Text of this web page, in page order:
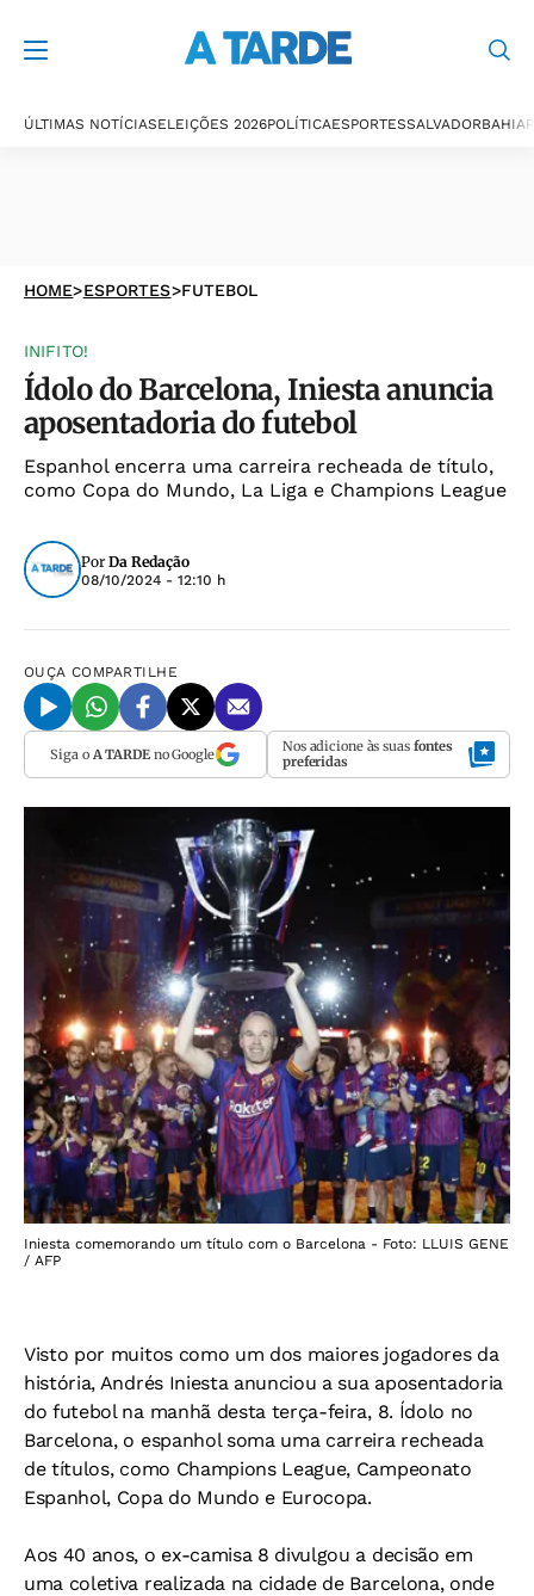
ÚLTIMAS NOTÍCIASELEIÇÕES 2026POLÍTICAESPORTESSALVADORBAHIA
HOME>ESPORTES>FUTEBOL
INIFITO!
Ídolo do Barcelona, Iniesta anuncia
aposentadoria do futebol
Espanhol encerra uma carreira recheada de título,
como Copa do Mundo, La Liga e Champions League
Por Da Redação
08/10/2024 - 12:10 h
OUÇA COMPARTILHE
Siga o A TARDEno Google Nos adicione às suas fontes
preferidas
Iniesta comemorando um título com o Barcelona - Foto: LLUIS GENE
/ AFP
Visto por muitos como um dos maiores jogadores da
história, Andrés Iniesta anunciou a sua aposentadoria
do futebol na manhã desta terça-feira, 8. Ídolo no
Barcelona, o espanhol soma uma carreira recheada
de títulos, como Champions League, Campeonato
Espanhol, Copa do Mundo e Eurocopa.
Aos 40 anos, o ex-camisa 8 divulgou a decisão em
uma coletiva realizada na cidade de Barcelona, onde